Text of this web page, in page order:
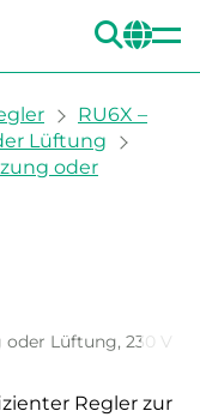
RU6X –
Lüftung
oder
oder Lüftung, 230 V
Regler zur